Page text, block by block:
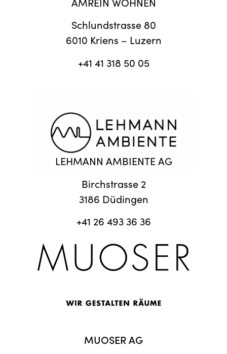
Schlundstrasse 80
6010 Kriens – Luzern
+41 41 318 50 05
LEHMANN AMBIENTE AG
Birchstrasse 2
3186 Düdingen
+41 26 493 36 36
MUOSER AG